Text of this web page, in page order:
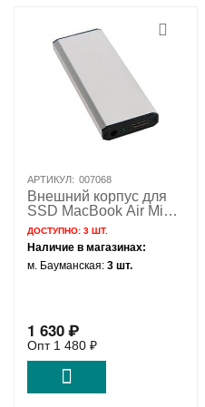
АРТИКУЛ: 007068
Внешний корпус для
SSD MacBook Air Mid
2012 с разъемом USB
3.1 Micro-B - USB 3.1 /
NFHK N-30A7 PRO
ДОСТУПНО:3 ШТ.
Наличие в магазинах:
м. Бауманская:3 шт.
1 630₽
Опт 1 480 ₽